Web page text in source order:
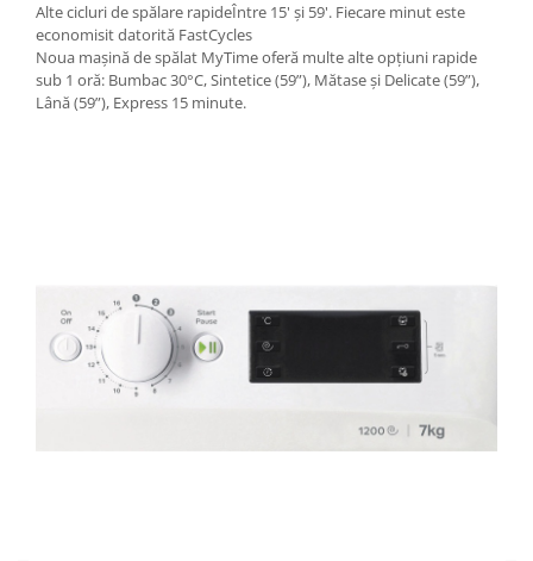
Alte cicluri de spălare rapideÎntre 15' și 59'. Fiecare minut este
economisit datorită FastCycles
Noua mașină de spălat MyTime oferă multe alte opțiuni rapide
sub 1 oră: Bumbac 30°C, Sintetice (59”), Mătase și Delicate (59”),
Lână (59”), Express 15 minute.